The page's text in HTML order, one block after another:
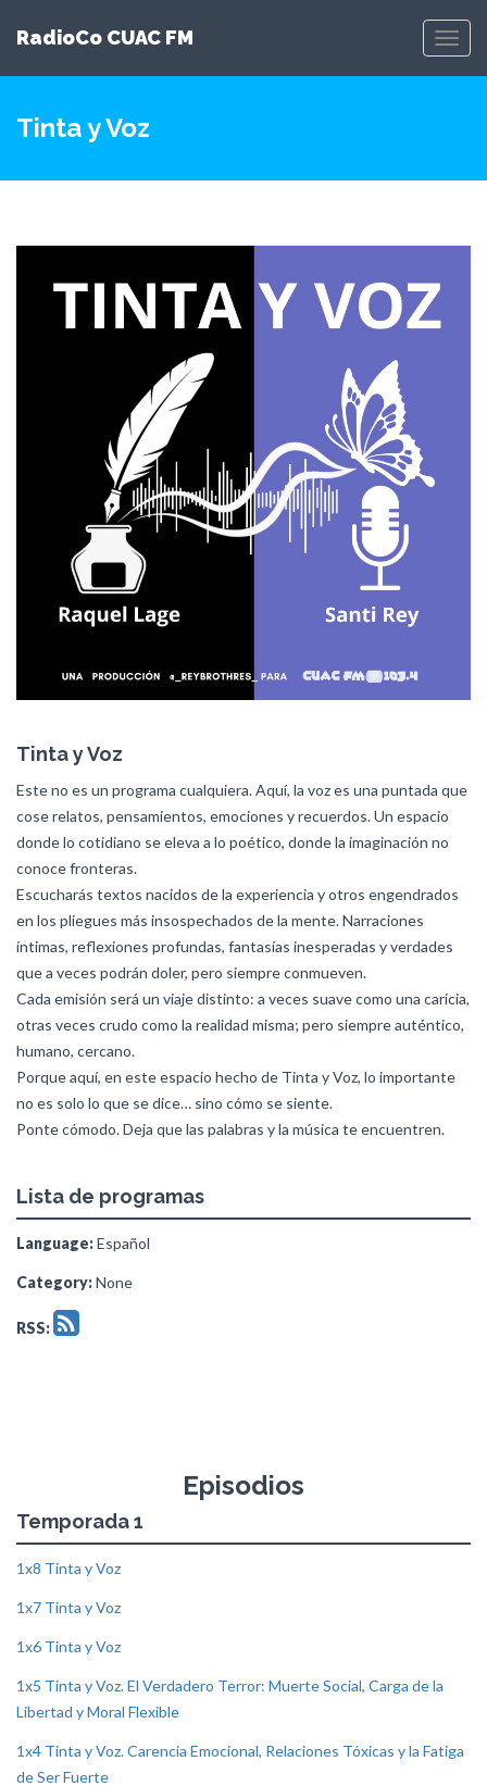
RadioCo CUAC FM
Tinta y Voz
Tinta y Voz
Este no es un programa cualquiera. Aquí, la voz es una puntada que
cose relatos, pensamientos, emociones y recuerdos. Un espacio
donde lo cotidiano se eleva a lo poético, donde la imaginación no
conoce fronteras.
Escucharás textos nacidos de la experiencia y otros engendrados
en los pliegues más insospechados de la mente. Narraciones
íntimas, reflexiones profundas, fantasías inesperadas y verdades
que a veces podrán doler, pero siempre conmueven.
Cada emisión será un viaje distinto: a veces suave como una caricia,
otras veces crudo como la realidad misma; pero siempre auténtico,
humano, cercano.
Porque aquí, en este espacio hecho de Tinta y Voz, lo importante
no es solo lo que se dice… sino cómo se siente.
Ponte cómodo. Deja que las palabras y la música te encuentren.
Lista de programas
Language:Español
Category:None
RSS:
Episodios
Temporada 1
1x8 Tinta y Voz
1x7 Tinta y Voz
1x6 Tinta y Voz
1x5 Tinta y Voz. El Verdadero Terror: Muerte Social, Carga de la
Libertad y Moral Flexible
1x4 Tinta y Voz. Carencia Emocional, Relaciones Tóxicas y la Fatiga
de Ser Fuerte